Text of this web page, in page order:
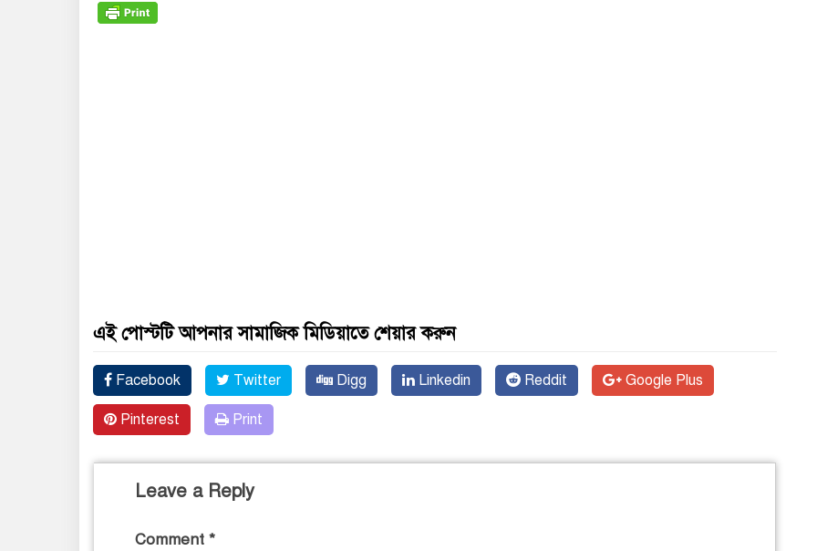
এই পোস্টটি আপনার সামাজিক মিডিয়াতে শেয়ার করুন
Facebook Twitter Digg Linkedin Reddit Google Plus
Pinterest Print
Leave a Reply
Comment *